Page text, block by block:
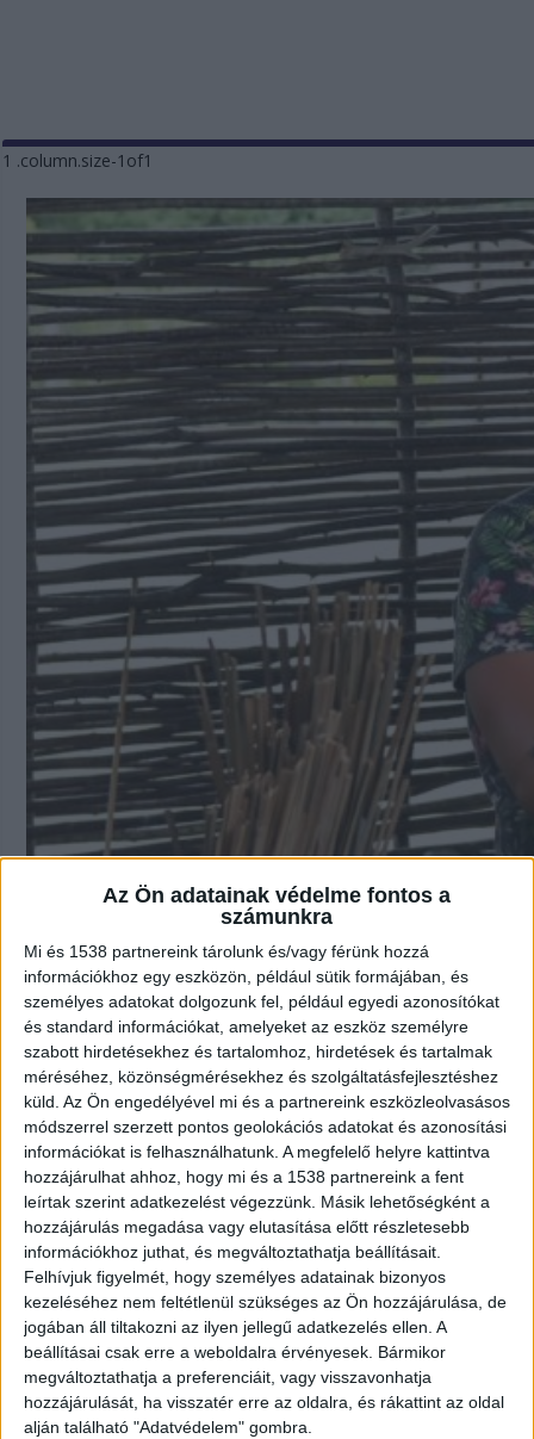
Az Ön adatainak védelme fontos a
számunkra
Mi és 1538 partnereink tárolunk és/vagy férünk hozzá
információkhoz egy eszközön, például sütik formájában, és
személyes adatokat dolgozunk fel, például egyedi azonosítókat
és standard információkat, amelyeket az eszköz személyre
szabott hirdetésekhez és tartalomhoz, hirdetések és tartalmak
méréséhez, közönségmérésekhez és szolgáltatásfejlesztéshez
küld. Az Ön engedélyével mi és a partnereink eszközleolvasásos
módszerrel szerzett pontos geolokációs adatokat és azonosítási
információkat is felhasználhatunk. A megfelelő helyre kattintva
hozzájárulhat ahhoz, hogy mi és a 1538 partnereink a fent
leírtak szerint adatkezelést végezzünk. Másik lehetőségként a
hozzájárulás megadása vagy elutasítása előtt részletesebb
információkhoz juthat, és megváltoztathatja beállításait.
Felhívjuk figyelmét, hogy személyes adatainak bizonyos
kezeléséhez nem feltétlenül szükséges az Ön hozzájárulása, de
jogában áll tiltakozni az ilyen jellegű adatkezelés ellen. A
beállításai csak erre a weboldalra érvényesek. Bármikor
megváltoztathatja a preferenciáit, vagy visszavonhatja
hozzájárulását, ha visszatér erre az oldalra, és rákattint az oldal
alján található "Adatvédelem" gombra.
Garázdasággal vádolják Dudás
2025.10.30. 19:58
Garázdasággal gyanúsította meg a rendőrség Dudás